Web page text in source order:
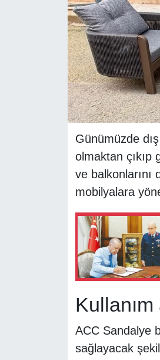
Günümüzde
olmaktan çıkıp
ve balkonlarını
mobilyalara
ACC Sandalye
sağlayacak